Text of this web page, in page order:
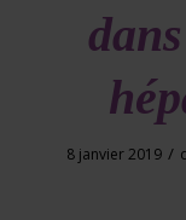
8 janvier 2019 /